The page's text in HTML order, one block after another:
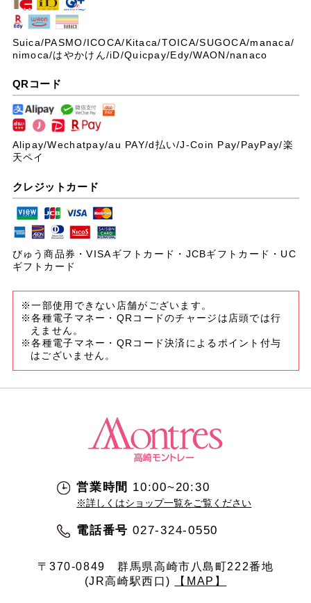
Suica/PASMO/ICOCA/Kitaca/TOICA/SUGOCA/manaca/
nimoca/はやかけん/iD/Quicpay/Edy/WAON/nanaco
QRコード
Alipay/Wechatpay/au PAY/d払い/J-Coin Pay/PayPay/楽
天ペイ
クレジットカード
びゅう商品券・VISAギフトカード・JCBギフトカード・UC
ギフトカード
※一部使用できない店舗がございます。
※各種電子マネー・QRコードのチャージは店頭では行
えません。
※各種電子マネー・QRコード決済によるポイント付与
はございません。
営業時間 10:00~20:30
※詳しくはショップ一覧をご覧ください
電話番号 027-324-0550
〒370-0849
群馬県高崎市八島町222番地
(JR高崎駅西口)
【MAP】